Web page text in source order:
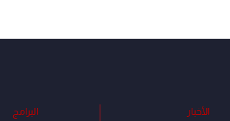
الأخبار
البرامج